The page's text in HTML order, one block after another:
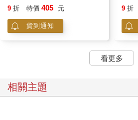
9 折 特價 405 元
貨到通知
9 折
看更多
相關主題